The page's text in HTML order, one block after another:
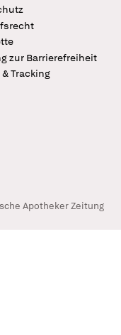
zur Barrierefreiheit
Tracking
Apotheker Zeitung